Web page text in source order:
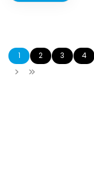
1 2 3 4